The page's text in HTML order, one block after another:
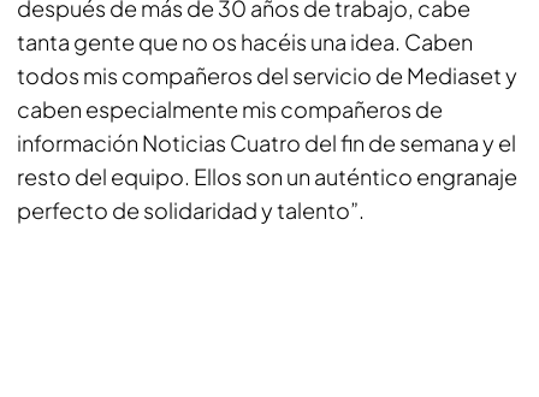
después de más de 30 años de trabajo, cabe
tanta gente que no os hacéis una idea. Caben
todos mis compañeros del servicio de Mediaset y
caben especialmente mis compañeros de
información Noticias Cuatro del fin de semana y el
resto del equipo. Ellos son un auténtico engranaje
perfecto de solidaridad y talento”.